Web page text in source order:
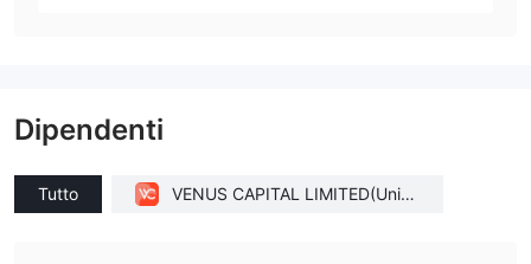
Dipendenti
Tutto
VENUS CAPITAL LIMITED(Unite